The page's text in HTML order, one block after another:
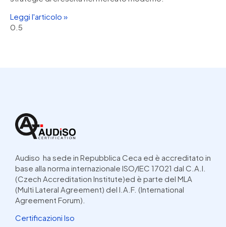
Leggi l'articolo »
Audiso ha sede in Repubblica Ceca ed è accreditato in
base alla norma internazionale ISO/IEC 17021 dal C.A.I.
(Czech Accreditation Institute)ed è parte del MLA
(Multi Lateral Agreement) del I.A.F. (International
Agreement Forum).
Certificazioni Iso